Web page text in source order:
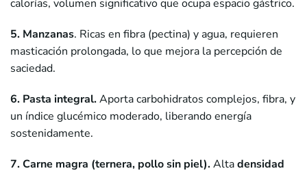
calorías, volumen significativo que ocupa espacio gástrico.
5. Manzanas. Ricas en fibra (pectina) y agua, requieren
masticación prolongada, lo que mejora la percepción de
saciedad.
6. Pasta integral.Aporta carbohidratos complejos, fibra, y
un índice glucémico moderado, liberando energía
sostenidamente.
7. Carne magra (ternera, pollo sin piel).Altadensidad